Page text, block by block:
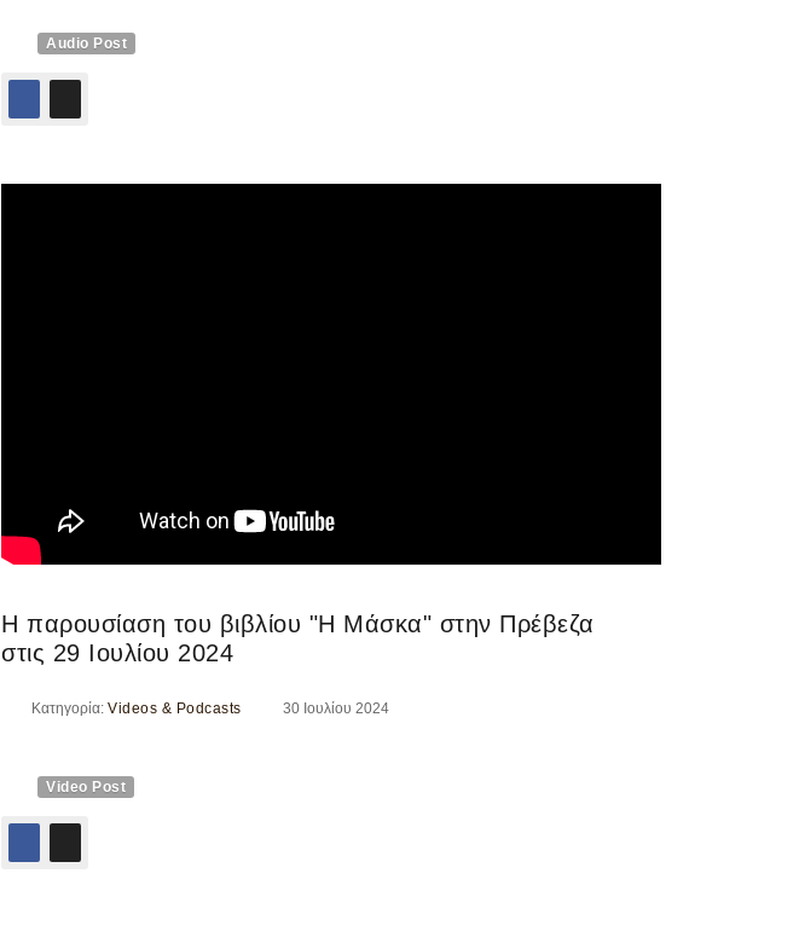
Audio Post
Η παρουσίαση του βιβλίου "Η Μάσκα" στην Πρέβεζα
στις 29 Ιουλίου 2024
Κατηγορία: Videos & Podcasts 30 Ιουλίου 2024
Video Post